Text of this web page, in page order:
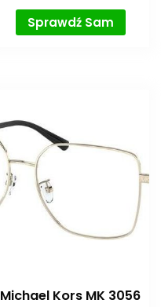
Sprawdź Sam
Michael Kors MK 3056